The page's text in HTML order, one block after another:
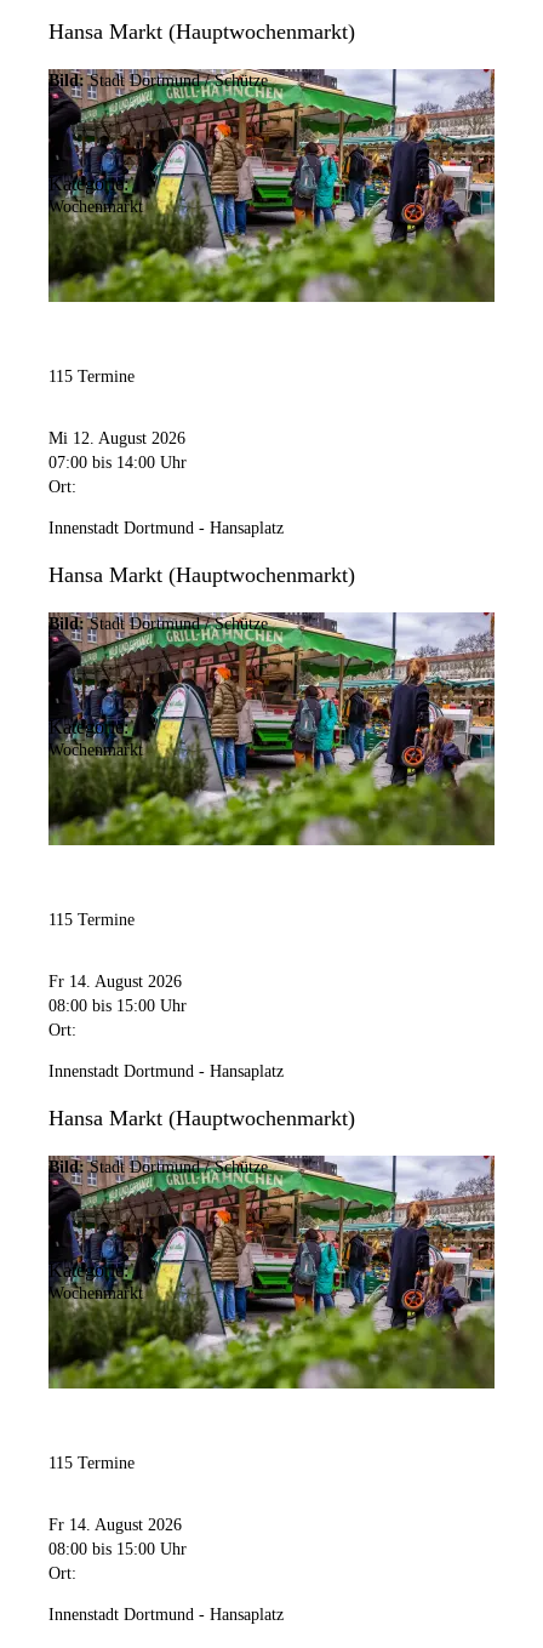
Hansa Markt (Hauptwochenmarkt)
Bild: Stadt Dortmund / Schütze
Kategorie:
Wochenmarkt
115 Termine
Mi 12. August 2026
07:00 bis 14:00 Uhr
Ort:
Innenstadt Dortmund - Hansaplatz
Hansa Markt (Hauptwochenmarkt)
Bild: Stadt Dortmund / Schütze
Kategorie:
Wochenmarkt
115 Termine
Fr 14. August 2026
08:00 bis 15:00 Uhr
Ort:
Innenstadt Dortmund - Hansaplatz
Hansa Markt (Hauptwochenmarkt)
Bild: Stadt Dortmund / Schütze
Kategorie:
Wochenmarkt
115 Termine
Fr 14. August 2026
08:00 bis 15:00 Uhr
Ort:
Innenstadt Dortmund - Hansaplatz